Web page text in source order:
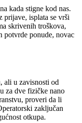
kada stigne kod nas.
prijave, isplata se vrši
skrivenih troškova,
potvrde ponude, novac
ali u zavisnosti od
za dve fizičke nano
proveri da li
zaključan
otkupa.